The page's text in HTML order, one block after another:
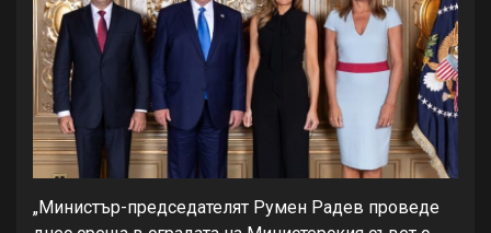
„Министър-председателят Румен Радев проведе